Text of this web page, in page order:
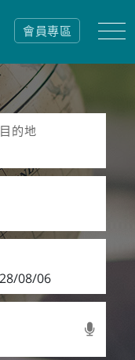
會員專區
目的地